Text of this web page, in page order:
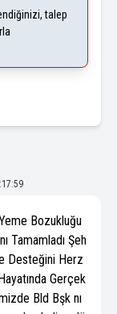
talep
Bozukluğu
Tamamladı Şeh
Desteğini Herz
Gerçek
Bld Bşk nı